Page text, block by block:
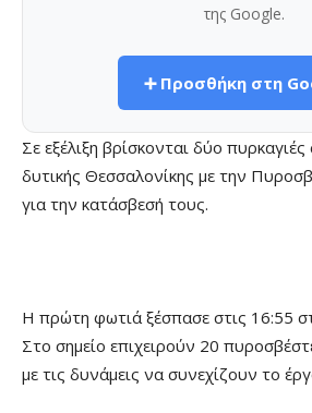
της Google.
➕ Προσθήκη στη
Σε εξέλιξη βρίσκονται δύο πυρκαγιές
δυτικής Θεσσαλονίκης με την
για την κατάσβεσή τους.
Η πρώτη φωτιά ξέσπασε στις 16:55
Στο σημείο επιχειρούν 20
με τις δυνάμεις να συνεχίζουν το